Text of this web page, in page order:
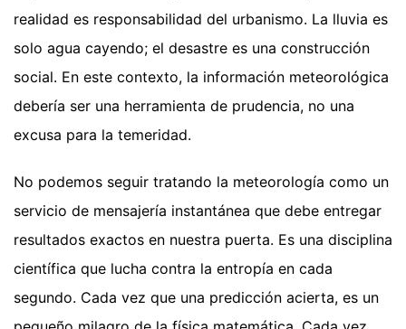
realidad es responsabilidad del urbanismo. La lluvia es
solo agua cayendo; el desastre es una construcción
social. En este contexto, la información meteorológica
debería ser una herramienta de prudencia, no una
excusa para la temeridad.
No podemos seguir tratando la meteorología como un
servicio de mensajería instantánea que debe entregar
resultados exactos en nuestra puerta. Es una disciplina
científica que lucha contra la entropía en cada
segundo. Cada vez que una predicción acierta, es un